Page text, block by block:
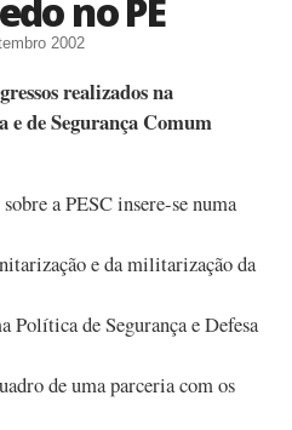
no PE
2002
realizados na
e de Segurança Comum
a PESC insere-se numa
e da militarização da
Política de Segurança e Defesa
de uma parceria com os